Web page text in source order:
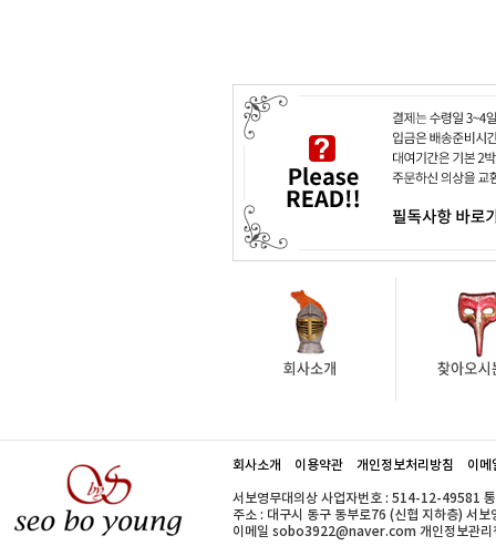
회사소개 이용약관 개인정보처리방침 이메
서보영무대의상 사업자번호 : 514-12-49581
주소 : 대구시 동구 동부로76 (신협 지하층)
이메일 sobo3922@naver.com 개인정보관리